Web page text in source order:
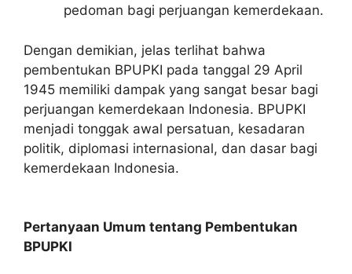
pedoman bagi perjuangan kemerdekaan.
Dengan demikian, jelas terlihat bahwa
pembentukan BPUPKI pada tanggal 29 April
1945 memiliki dampak yang sangat besar bagi
perjuangan kemerdekaan Indonesia. BPUPKI
menjadi tonggak awal persatuan, kesadaran
politik, diplomasi internasional, dan dasar bagi
kemerdekaan Indonesia.
Pertanyaan Umum tentang Pembentukan
BPUPKI